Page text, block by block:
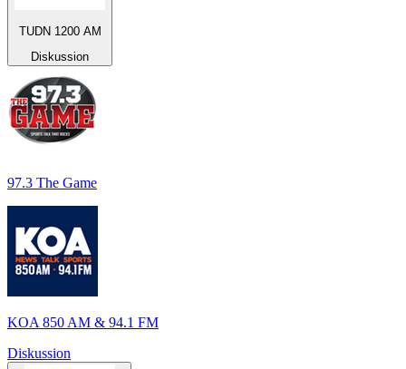
TUDN 1200 AM
Diskussion
97.3 The Game
KOA 850 AM & 94.1 FM
Diskussion